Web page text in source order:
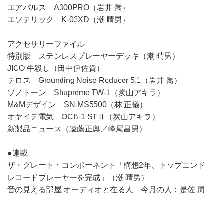
エアパルス A300PRO（岩井 喬）
エソテリック K-03XD（潮 晴男）
アクセサリーファイル
特別版 ステンレスプレーヤーデッキ（潮 晴男）
JICO 牛殺し（田中伊佐資）
テロス Grounding Noise Reducer 5.1（岩井 喬）
ゾノトーン Shupreme TW-1（炭山アキラ）
M&Mデザイン SN-MS5500（林 正儀）
オヤイデ電気 OCB-1 STⅡ（炭山アキラ）
新製品ニュース（遠藤正奥／峰尾昌男）
●連載
ザ・グレート・コンポーネント「構想2年、トップエンド
レコードプレーヤーを完成」（潮 晴男）
音の見える部屋 オーディオと在る人 今月の人：是佐 周